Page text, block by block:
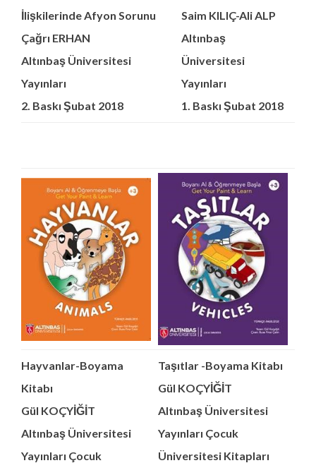
İlişkilerinde Afyon Sorunu
Çağrı ERHAN
Altınbaş Üniversitesi
Yayınları
2. Baskı Şubat 2018
Saim KILIÇ-Ali ALP
Altınbaş
Üniversitesi
Yayınları
1. Baskı Şubat 2018
Hayvanlar-Boyama
Kitabı
Gül KOÇYİĞİT
Altınbaş Üniversitesi
Yayınları Çocuk
Taşıtlar -Boyama Kitabı
Gül KOÇYİĞİT
Altınbaş Üniversitesi
Yayınları Çocuk
Üniversitesi Kitapları